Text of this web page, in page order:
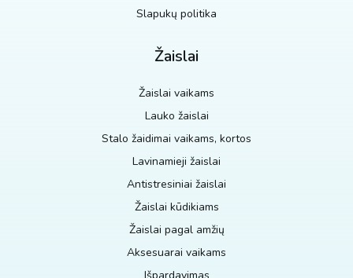
Slapukų politika
Žaislai
Žaislai vaikams
Lauko žaislai
Stalo žaidimai vaikams, kortos
Lavinamieji žaislai
Antistresiniai žaislai
Žaislai kūdikiams
Žaislai pagal amžių
Aksesuarai vaikams